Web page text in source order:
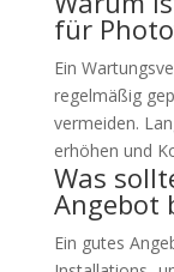
für
Ein
regelmäßig
vermeiden.
erhöhen und
Was
Angebot
Ein gutes